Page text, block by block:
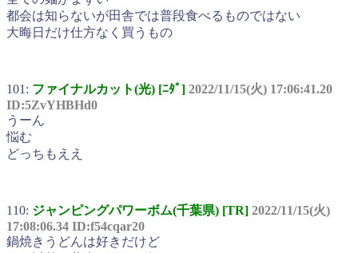
都会は知らないが田舎では普段食べるものではない
大晦日だけ仕方なく買うもの
101: ファイナルカット(光) [ﾆﾀﾞ] 2022/11/15(火) 17:06:41.20
ID:5ZvYHBHd0
うーん
悩む
どっちもええ
110: ジャンピングパワーボム(千葉県) [TR] 2022/11/15(火)
17:08:06.34 ID:f54cqar20
鍋焼きうどんは好きだけど